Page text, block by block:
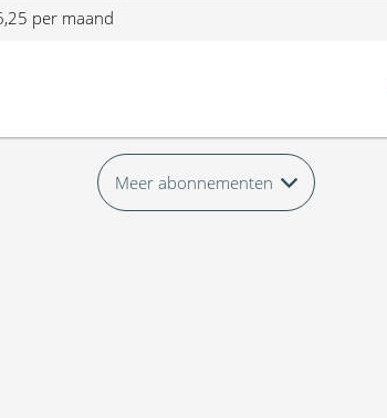
per maand
Meer abonnementen